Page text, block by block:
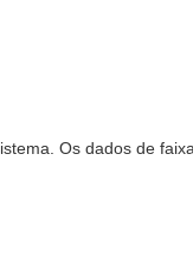
Os dados de